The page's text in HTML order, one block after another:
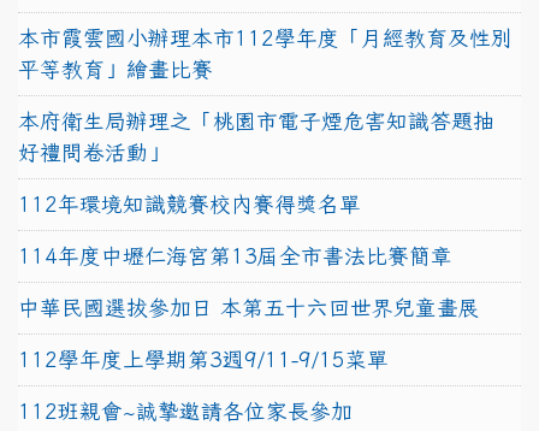
本市霞雲國小辦理本市112學年度「月經教育及性別
平等教育」繪畫比賽
本府衛生局辦理之「桃園市電子煙危害知識答題抽
好禮問卷活動」
112年環境知識競賽校內賽得獎名單
114年度中壢仁海宮第13屆全市書法比賽簡章
中華民國選拔參加日 本第五十六回世界兒童畫展
112學年度上學期第3週9/11-9/15菜單
112班親會~誠摯邀請各位家長參加